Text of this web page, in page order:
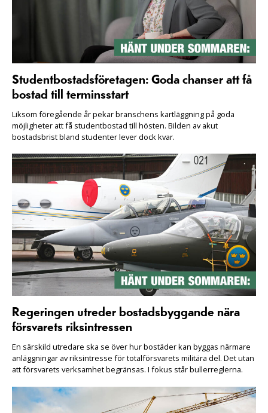
Studentbostadsföretagen: Goda chanser att få
bostad till terminsstart
Liksom föregående år pekar branschens kartläggning på goda
möjligheter att få studentbostad till hösten. Bilden av akut
bostadsbrist bland studenter lever dock kvar.
Regeringen utreder bostadsbyggande nära
försvarets riksintressen
En särskild utredare ska se över hur bostäder kan byggas närmare
anläggningar av riksintresse för totalförsvarets militära del. Det utan
att försvarets verksamhet begränsas. I fokus står bullerreglerna.